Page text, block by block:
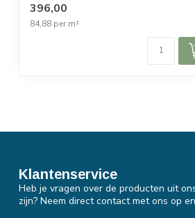
396,00
84,88 per m²
Klantenservice
Heb je vragen over de producten uit
zijn? Neem direct contact met ons op